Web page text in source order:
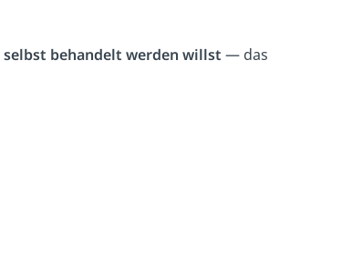
selbst behandelt werden willst — das